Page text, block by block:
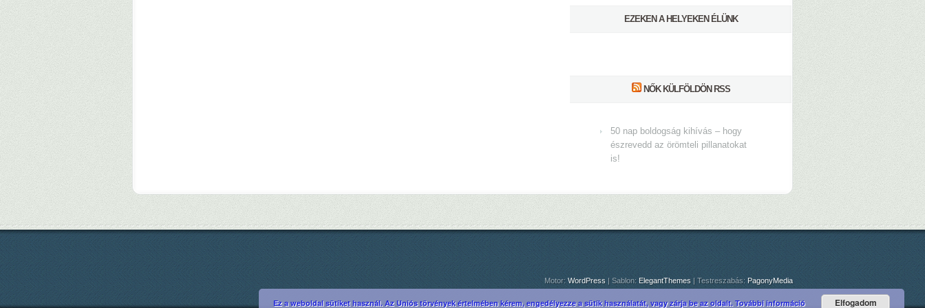
EZEKEN A HELYEKEN ÉLÜNK
NŐK KÜLFÖLDÖN RSS
50 nap boldogság kihívás – hogy
észrevedd az örömteli pillanatokat
is!
Motor: WordPress | Sablon: ElegantThemes | Testreszabás: PagonyMedia
Ez a weboldal sütiket használ. Az Uniós törvények értelmében kérem, engedélyezze a sütik használatát, vagy zárja be az oldalt. További információ Elfogadom